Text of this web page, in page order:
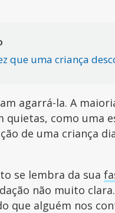
que uma criança
agarrá-la. A
quietas, como uma
de uma criança
se lembra da sua
não muito
que alguém nos